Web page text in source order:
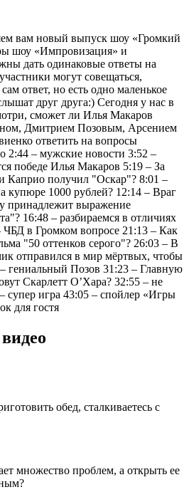
вам новый выпуск шоу «Громкий
шоу «Импровизация» и
дать одинаковые ответы на
могут совещаться,
ответ, но есть одно маленькое
друг друга:) Сегодня у нас в
сможет ли Илья Макаров
Дмитрием Позовым, Арсением
ответить на вопросы
2:44 – мужские новости 3:52 –
победе Илья Макаров 5:19 – За
Каприо получил "Оскар"? 8:01 –
купюре 1000 рублей? 12:14 – Враг
принадлежит выражение
16:48 – разбираемся в отличиях
ЧБД в Громком вопросе 21:13 – Как
"50 оттенков серого"? 26:03 – В
отправился в мир мёртвых, чтобы
гениальный Позов 31:23 – Главную
Скарлетт О’Хара? 32:55 – не
супер игра 43:05 – спойлер «Игры
для гостя
обед, сталкиваетесь с
множество проблем, а открыть ее